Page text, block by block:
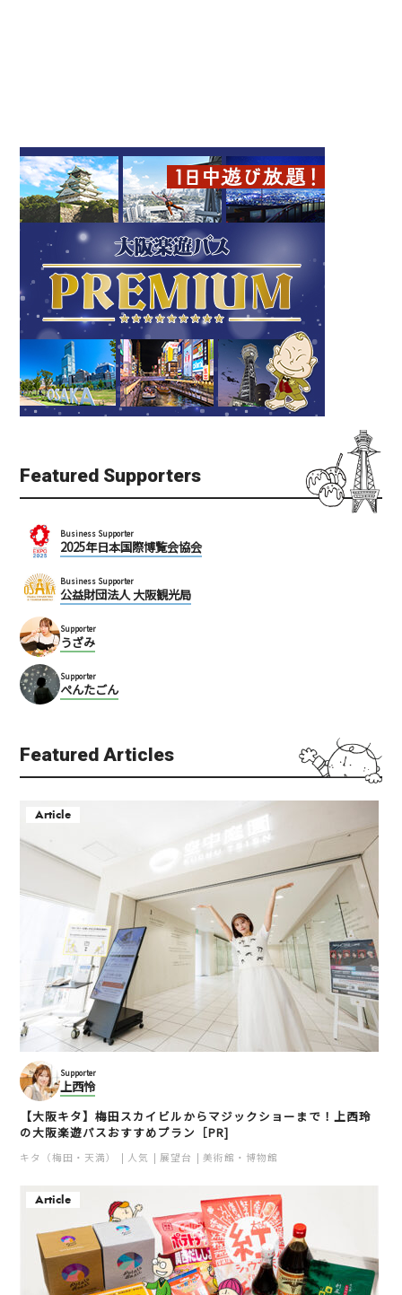
Featured Supporters
Business Supporter
2025年日本国際博覧会協会
Business Supporter
公益財団法人 大阪観光局
Supporter
うざみ
Supporter
ぺんたごん
Featured Articles
Article
Supporter
上西怜
【大阪キタ】梅田スカイビルからマジックショーまで！上西玲
の大阪楽遊パスおすすめプラン［PR]
キタ（梅田・天満） 人気 展望台 美術館・博物館
Article